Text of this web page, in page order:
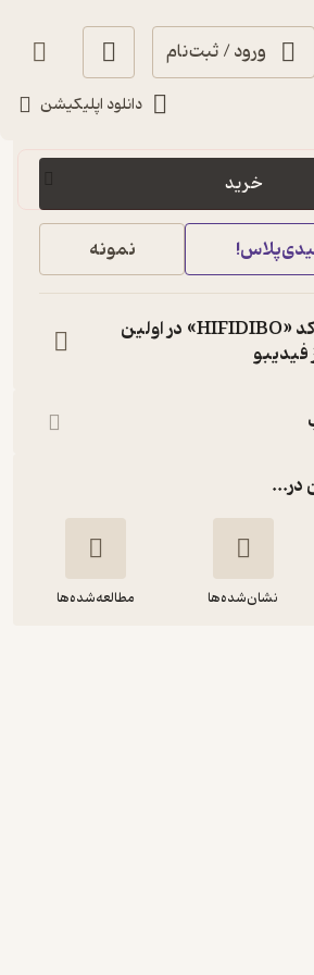
ورود / ثبت‌نام
دانلود اپلیکیشن
125,000
خرید
نمونه
تخفیف با کد «HIFIDIBO» در اولین
فیدیبو
در...
نشان‌شده‌ها مطالعه‌شده‌ها